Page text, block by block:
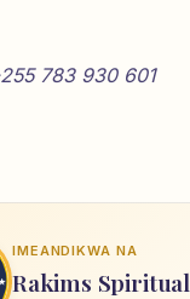
783 930 601
IMEANDIKWA NA
Rakims Spiritual